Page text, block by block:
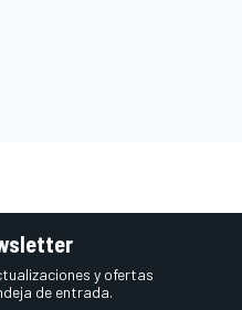
y ofertas
de entrada.